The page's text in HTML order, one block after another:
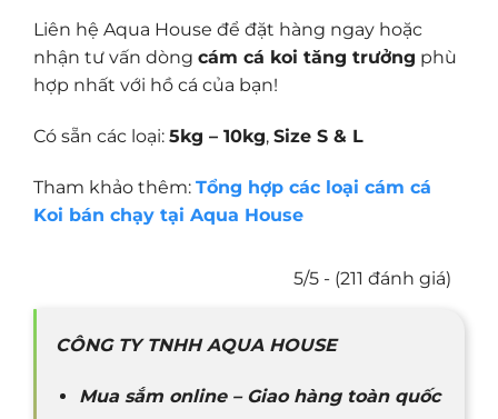
Liên hệ Aqua House để đặt hàng ngay hoặc
nhận tư vấn dòng cám cá koi tăng trưởng phù
hợp nhất với hồ cá của bạn!
Có sẵn các loại: 5kg – 10kg, Size S & L
Tham khảo thêm: Tổng hợp các loại cám cá
Koi bán chạy tại Aqua House
5/5 - (211 đánh giá)
CÔNG TY TNHH AQUA HOUSE
Mua sắm online – Giao hàng toàn quốc